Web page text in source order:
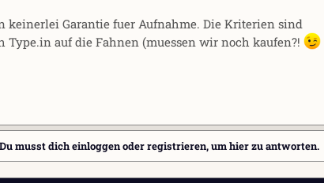
keinerlei Garantie fuer Aufnahme. Die Kriterien sind
Type.in auf die Fahnen (muessen wir noch kaufen?!
Du musst dich einloggen oder registrieren, um hier zu antworten.